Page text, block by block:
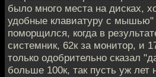
было много места на дисках,
удобные клавиатуру с
поморщился, когда в
системник, 62к за монитор, и
только одобрительно сказал
больше 100к, так пусть уж лет